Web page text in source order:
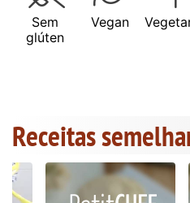
Sem
glúten
Vegan
Receitas